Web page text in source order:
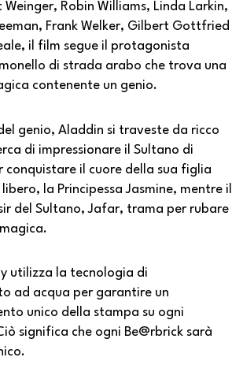
Robin Williams, Linda Larkin,
Frank Welker, Gilbert Gottfried
il film segue il protagonista
di strada arabo che trova una
contenente un genio.
genio, Aladdin si traveste da ricco
di impressionare il Sultano di
conquistare il cuore della sua figlia
la Principessa Jasmine, mentre il
del Sultano, Jafar, trama per rubare
utilizza la tecnologia di
ad acqua per garantire un
unico della stampa su ogni
significa che ogni Be@rbrick sarà